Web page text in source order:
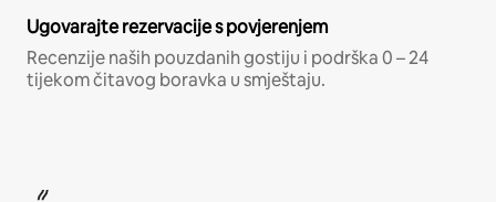
Ugovarajte rezervacije s povjerenjem
Recenzije naših pouzdanih gostiju i podrška 0 – 24
tijekom čitavog boravka u smještaju.